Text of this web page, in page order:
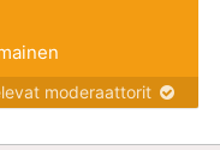
moderaattorit